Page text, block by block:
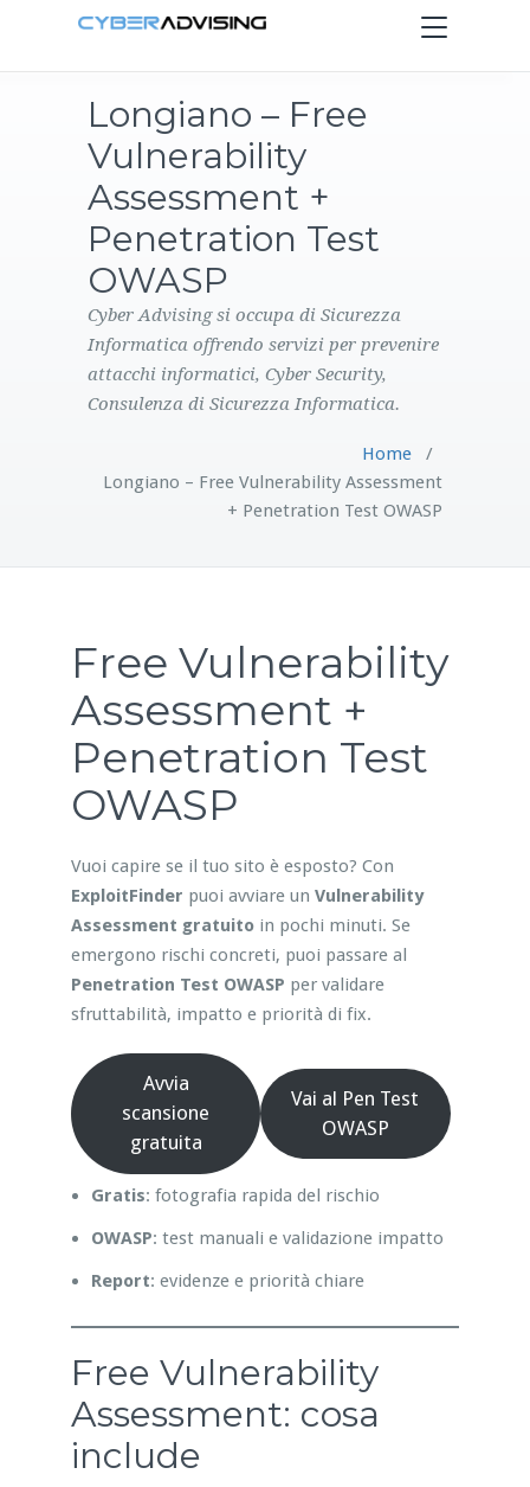
Toggle
navigation
PRODOTTI
CONTATTI
Longiano – Free
Vulnerability
Assessment +
Penetration Test
OWASP
Cyber Advising si occupa di Sicurezza
Informatica offrendo servizi per prevenire
attacchi informatici, Cyber Security,
Consulenza di Sicurezza Informatica.
Home/
Longiano – Free Vulnerability Assessment
+ Penetration Test OWASP
Free Vulnerability
Assessment +
Penetration Test
OWASP
Vuoi capire se il tuo sito è esposto? Con
ExploitFinder puoi avviare un Vulnerability
Assessment gratuitoin pochi minuti. Se
emergono rischi concreti, puoi passare al
Penetration Test OWASP per validare
sfruttabilità, impatto e priorità di fix.
Avvia
scansione
gratuita
Vai al Pen Test
OWASP
Gratis: fotografia rapida del rischio
OWASP: test manuali e validazione impatto
Report: evidenze e priorità chiare
Free Vulnerability
Assessment: cosa
include